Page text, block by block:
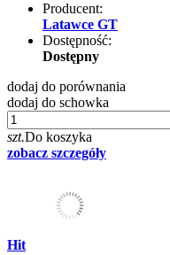
Producent:
Latawce GT
Dostępność:
Dostępny
dodaj do porównania
dodaj do schowka
szt.Do koszyka
zobacz szczegóły
Hit